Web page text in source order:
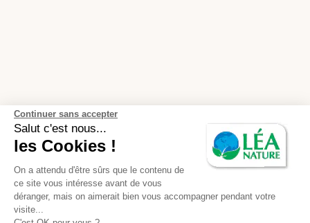
Continuer sans accepter
Salut c'est nous...
les Cookies !
On a attendu d'être sûrs que le contenu de
ce site vous intéresse avant de vous
déranger, mais on aimerait bien vous accompagner pendant votre
visite...